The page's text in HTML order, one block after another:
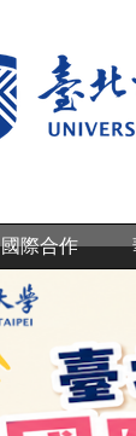
國際合作